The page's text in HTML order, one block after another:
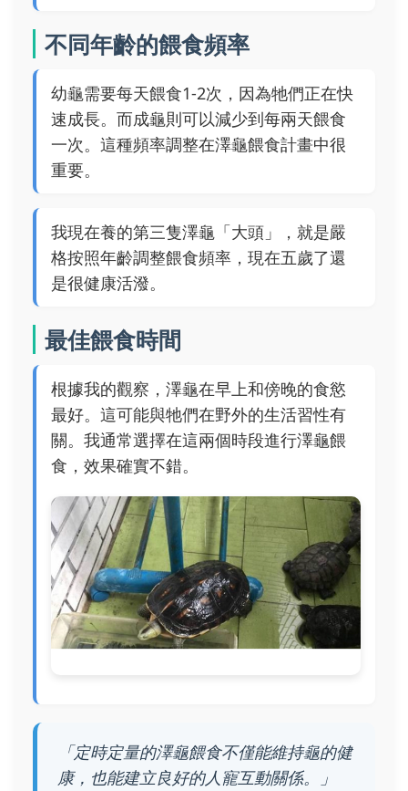
不同年齡的餵食頻率
幼龜需要每天餵食1-2次，因為牠們正在快
速成長。而成龜則可以減少到每兩天餵食
一次。這種頻率調整在澤龜餵食計畫中很
重要。
我現在養的第三隻澤龜「大頭」，就是嚴
格按照年齡調整餵食頻率，現在五歲了還
是很健康活潑。
最佳餵食時間
根據我的觀察，澤龜在早上和傍晚的食慾
最好。這可能與牠們在野外的生活習性有
關。我通常選擇在這兩個時段進行澤龜餵
食，效果確實不錯。
「定時定量的澤龜餵食不僅能維持龜的健
康，也能建立良好的人寵互動關係。」